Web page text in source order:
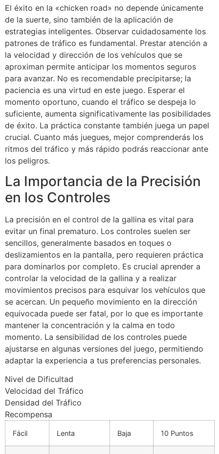
El éxito en la «chicken road» no depende únicamente
de la suerte, sino también de la aplicación de
estrategias inteligentes. Observar cuidadosamente los
patrones de tráfico es fundamental. Prestar atención a
la velocidad y dirección de los vehículos que se
aproximan permite anticipar los momentos seguros
para avanzar. No es recomendable precipitarse; la
paciencia es una virtud en este juego. Esperar el
momento oportuno, cuando el tráfico se despeja lo
suficiente, aumenta significativamente las posibilidades
de éxito. La práctica constante también juega un papel
crucial. Cuanto más juegues, mejor comprenderás los
ritmos del tráfico y más rápido podrás reaccionar ante
los peligros.
La Importancia de la Precisión
en los Controles
La precisión en el control de la gallina es vital para
evitar un final prematuro. Los controles suelen ser
sencillos, generalmente basados en toques o
deslizamientos en la pantalla, pero requieren práctica
para dominarlos por completo. Es crucial aprender a
controlar la velocidad de la gallina y a realizar
movimientos precisos para esquivar los vehículos que
se acercan. Un pequeño movimiento en la dirección
equivocada puede ser fatal, por lo que es importante
mantener la concentración y la calma en todo
momento. La sensibilidad de los controles puede
ajustarse en algunas versiones del juego, permitiendo
adaptar la experiencia a tus preferencias personales.
Nivel de Dificultad
Velocidad del Tráfico
Densidad del Tráfico
Recompensa
Fácil Lenta Baja 10 Puntos